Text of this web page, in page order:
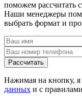
поможем рассчитать
Наши менеджеры
выбрать формат и
Рассчитать
Нажимая на кнопку, я
данных и с правилами